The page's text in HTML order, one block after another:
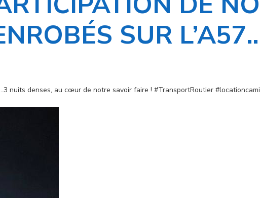
SUR
nuits denses, au cœur de notre savoir faire ! #TransportRoutier